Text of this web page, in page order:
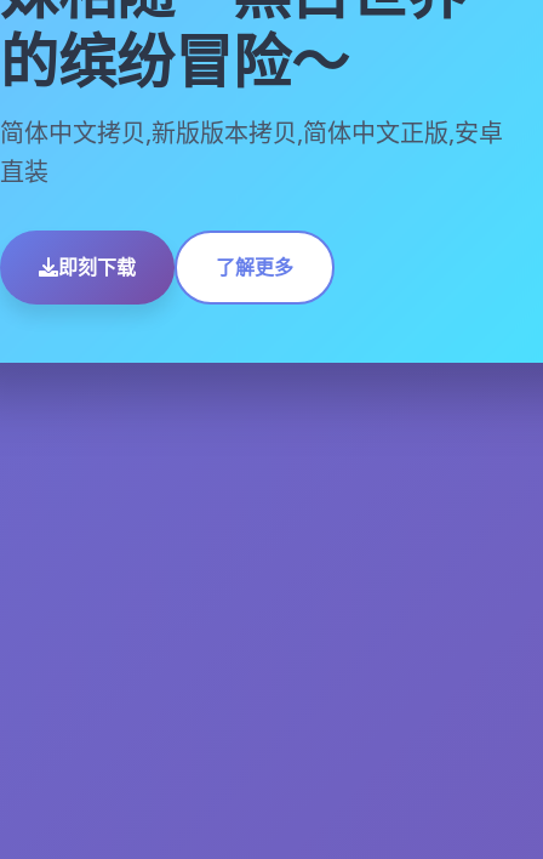
的缤纷冒险～
简体中文拷贝,新版版本拷贝,简体中文正版,安卓
直装
即刻下载 了解更多